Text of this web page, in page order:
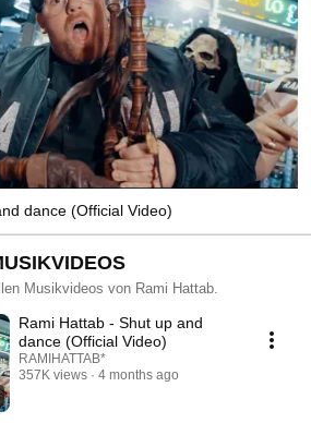
dance (Official Video)
Musikvideos von Rami Hattab.
Rami Hattab - Shut up and
dance (Official Video)
RAMIHATTAB*
357K views
4 months ago